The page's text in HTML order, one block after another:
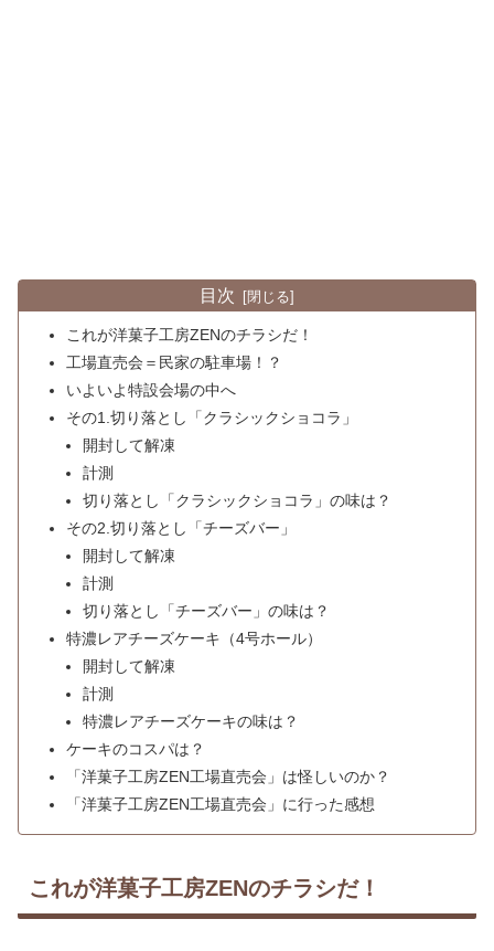
目次
これが洋菓子工房ZENのチラシだ！
工場直売会＝民家の駐車場！？
いよいよ特設会場の中へ
その1.切り落とし「クラシックショコラ」
開封して解凍
計測
切り落とし「クラシックショコラ」の味は？
その2.切り落とし「チーズバー」
開封して解凍
計測
切り落とし「チーズバー」の味は？
特濃レアチーズケーキ（4号ホール）
開封して解凍
計測
特濃レアチーズケーキの味は？
ケーキのコスパは？
「洋菓子工房ZEN工場直売会」は怪しいのか？
「洋菓子工房ZEN工場直売会」に行った感想
これが洋菓子工房ZENのチラシだ！